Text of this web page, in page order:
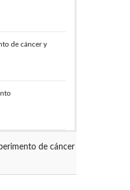
de cáncer y
de cáncer